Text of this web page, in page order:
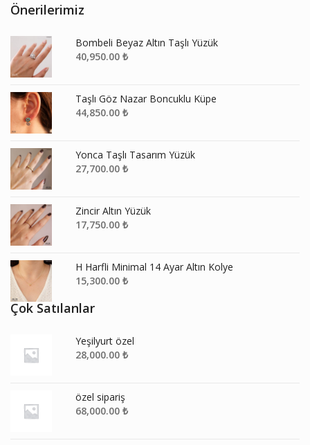
Önerilerimiz
Bombeli Beyaz Altın Taşlı Yüzük
40,950.00 ₺
Taşlı Göz Nazar Boncuklu Küpe
44,850.00 ₺
Yonca Taşlı Tasarım Yüzük
27,700.00 ₺
Zincir Altın Yüzük
17,750.00 ₺
H Harfli Minimal 14 Ayar Altın Kolye
15,300.00 ₺
Çok Satılanlar
Yeşilyurt özel
28,000.00 ₺
özel sipariş
68,000.00 ₺